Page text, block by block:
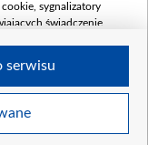
likwidacji
sygnalizatory
świadczenie
przez Ciebie
serwisu